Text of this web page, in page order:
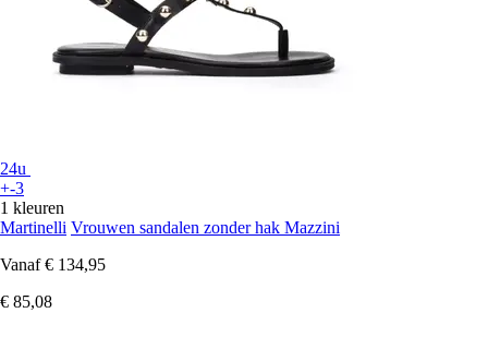
24u
+-3
1 kleuren
Martinelli Vrouwen sandalen zonder hak Mazzini
Vanaf € 134,95
€ 85,08